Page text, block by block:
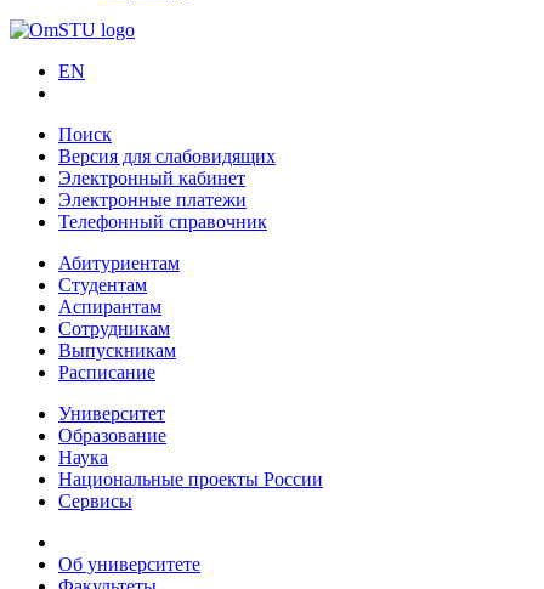
EN
Поиск
Версия для слабовидящих
Электронный кабинет
Электронные платежи
Телефонный справочник
Абитуриентам
Студентам
Аспирантам
Сотрудникам
Выпускникам
Расписание
Университет
Образование
Наука
Национальные проекты России
Сервисы
Об университете